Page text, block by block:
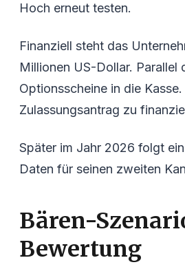
Hoch erneut testen.
Finanziell steht das
Millionen US-Dollar.
Optionsscheine in die
Zulassungsantrag zu
Später im Jahr 2026 folgt
Daten für seinen zweiten
Bären-
Bewertung